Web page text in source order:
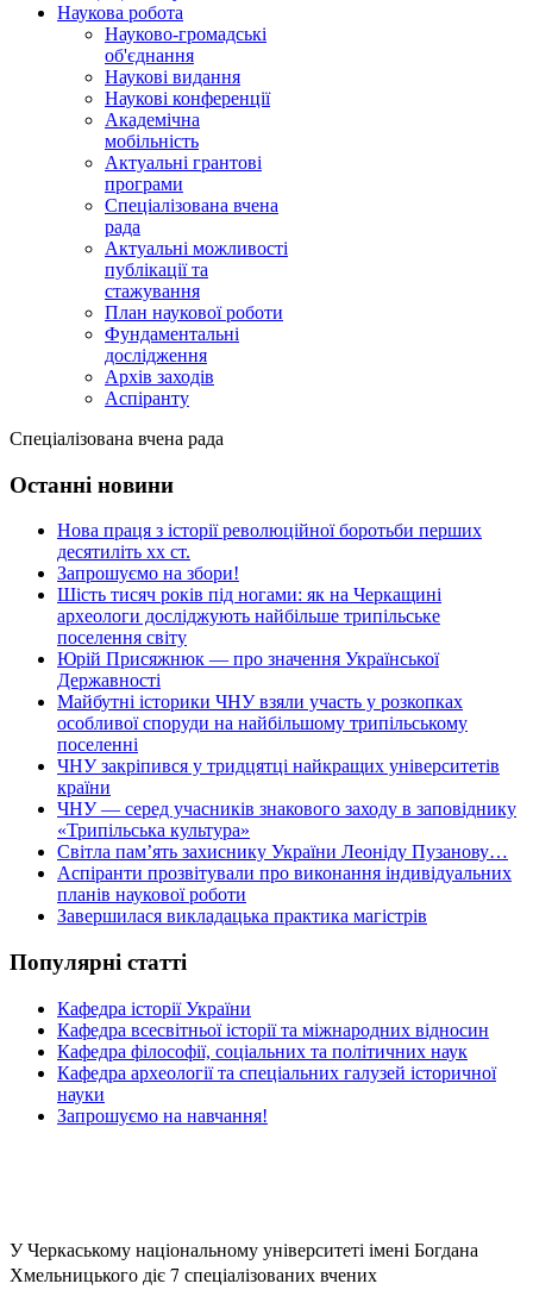
Наукова робота
Науково-громадські
об'єднання
Наукові видання
Наукові конференції
Академічна
мобільність
Актуальні грантові
програми
Спеціалізована вчена
рада
Актуальні можливості
публікації та
стажування
План наукової роботи
Фундаментальні
дослідження
Архів заходів
Аспіранту
Спеціалізована вчена рада
Останні новини
Нова праця з історії революційної боротьби перших
десятиліть хх ст.
Запрошуємо на збори!
Шість тисяч років під ногами: як на Черкащині
археологи досліджують найбільше трипільське
поселення світу
Юрій Присяжнюк — про значення Української
Державності
Майбутні історики ЧНУ взяли участь у розкопках
особливої споруди на найбільшому трипільському
поселенні
ЧНУ закріпився у тридцятці найкращих університетів
країни
ЧНУ — серед учасників знакового заходу в заповіднику
«Трипільська культура»
Світла пам’ять захиснику України Леоніду Пузанову…
Аспіранти прозвітували про виконання індивідуальних
планів наукової роботи
Завершилася викладацька практика магістрів
Популярні статті
Кафедра історії України
Кафедра всесвітньої історії та міжнародних відносин
Кафедра філософії, соціальних та політичних наук
Кафедра археології та спеціальних галузей історичної
науки
Запрошуємо на навчання!
У Черкаському національному університеті імені Богдана
Хмельницького діє 7 спеціалізованих вчених